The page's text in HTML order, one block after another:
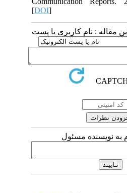
[DOI
مقاله : نام کاربری یا پست
به نویسنده مسئول